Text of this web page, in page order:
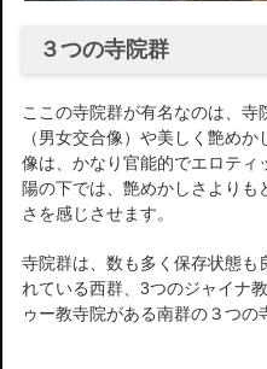
３つの寺院群
ここの寺院群が有名なのは、
（男女交合像）や美しく艶め
像は、かなり官能的でエロティ
陽の下では、艶めかしさよりも
さを感じさせます。
寺院群は、数も多く保存状態も
れている西群、3つのジャイナ
ゥー教寺院がある南群の３つの